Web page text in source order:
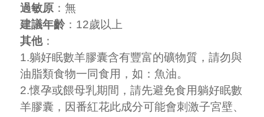
過敏原 ：無
建議年齡：12歲以上
其他：
1.躺好眠數羊膠囊含有豐富的礦物質，請勿與
油脂類食物一同食用，如：魚油。
2.懷孕或餵母乳期間，請先避免食用躺好眠數
羊膠囊，因番紅花此成分可能會刺激子宮壁、